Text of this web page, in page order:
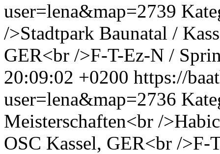
user=lena&map=2739
/>Stadtpark Baunatal /
GER<br />F-T-Ez-N /
20:09:02 +0200 https://
user=lena&map=2736
Meisterschaften<br /
OSC Kassel, GER<br /